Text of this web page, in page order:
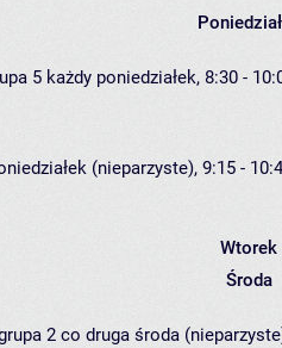
5 każdy poniedziałek, 8:30 -
(nieparzyste), 9:15 -
Wtorek
Środa
2 co druga środa